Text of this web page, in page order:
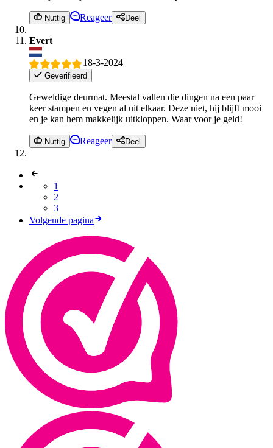
Nuttig Reageer Deel
Evert
18-3-2024
Geverifieerd
Geweldige deurmat. Meestal vallen die dingen na een paar
keer stampen en vegen al uit elkaar. Deze niet, hij blijft mooi
en je kan hem makkelijk uitkloppen. Waar voor je geld!
Nuttig Reageer Deel
1
2
3
Volgende pagina